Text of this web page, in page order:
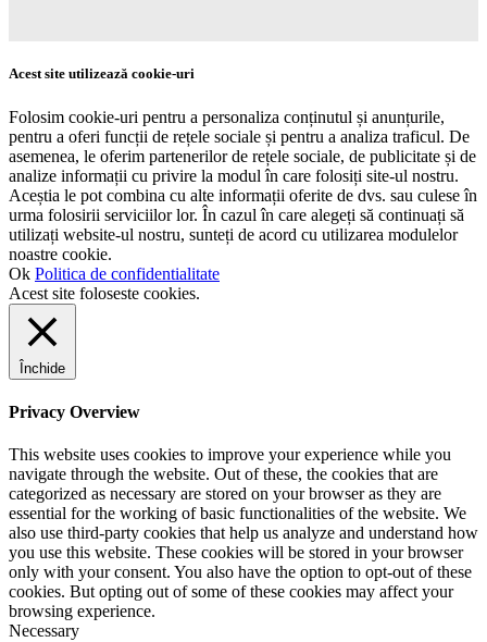
Acest site utilizează cookie-uri
Folosim cookie-uri pentru a personaliza conținutul și anunțurile,
pentru a oferi funcții de rețele sociale și pentru a analiza traficul. De
asemenea, le oferim partenerilor de rețele sociale, de publicitate și de
analize informații cu privire la modul în care folosiți site-ul nostru.
Aceștia le pot combina cu alte informații oferite de dvs. sau culese în
urma folosirii serviciilor lor. În cazul în care alegeți să continuați să
utilizați website-ul nostru, sunteți de acord cu utilizarea modulelor
noastre cookie.
Ok Politica de confidentialitate
Acest site foloseste cookies.
Închide
Privacy Overview
This website uses cookies to improve your experience while you
navigate through the website. Out of these, the cookies that are
categorized as necessary are stored on your browser as they are
essential for the working of basic functionalities of the website. We
also use third-party cookies that help us analyze and understand how
you use this website. These cookies will be stored in your browser
only with your consent. You also have the option to opt-out of these
cookies. But opting out of some of these cookies may affect your
browsing experience.
Necessary